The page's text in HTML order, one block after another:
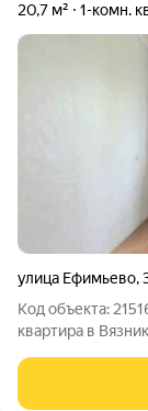
20,7 м² 1-комн.
улица Ефимьево,
Код объекта:
квартира в
комфортное жильё по
втором этаже